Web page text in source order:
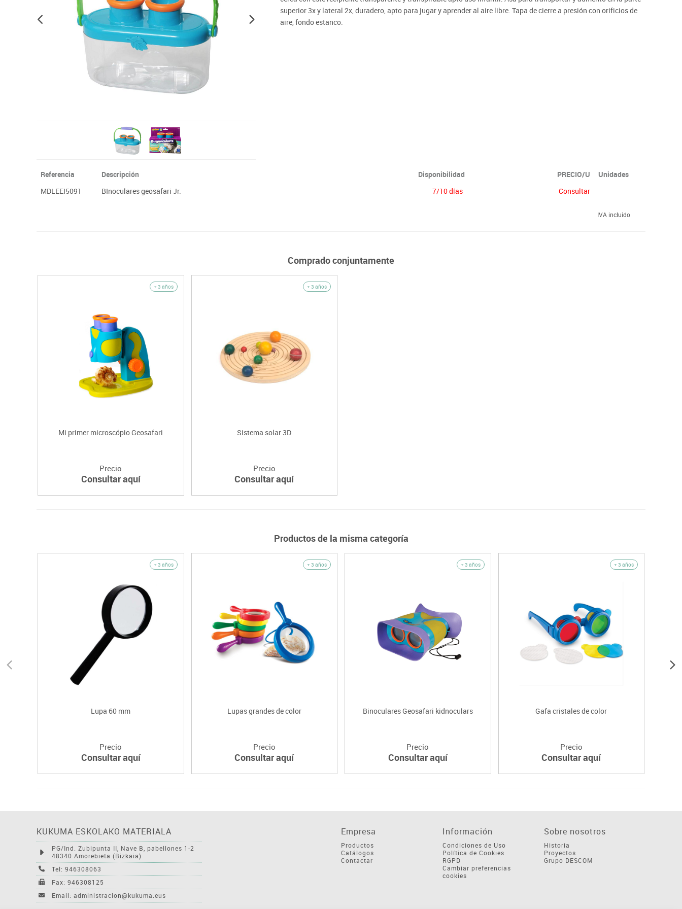
Plastifica, encuaderna, destruye
Papel y manipulados
Lenguaje & idiomas
superior 3x y lateral 2x, duradero, apto para jugar y aprender al aire libre. Tapa de cierre a presión con orificios de
aire, fondo estanco.
Referencia Descripción Disponibilidad PRECIO/U
Unidades
MDLEEI5091
BInoculares geosafari Jr. 7/10 días Consultar
IVA incluido
Comprado conjuntamente
+ 3 años
Mi primer microscópio Geosafari
Precio
Consultar aquí
+ 3 años
Sistema solar 3D
Precio
Consultar aquí
Productos de la misma categoría
+ 3 años
Lupa 60 mm
Precio
Consultar aquí
+ 3 años
Lupas grandes de color
Precio
Consultar aquí
+ 3 años
Binoculares Geosafari kidnoculars
Precio
Consultar aquí
+ 3 años
Gafa cristales de color
Precio
Consultar aquí
KUKUMA ESKOLAKO MATERIALA
PG/Ind. Zubipunta II, Nave B, pabellones 1-2
48340 Amorebieta (Bizkaia)
Tel: 946308063
Fax: 946308125
Email: administracion@kukuma.eus
Empresa
Productos
Catálogos
Contactar
Información
Condiciones de Uso
Política de Cookies
RGPD
Cambiar preferencias
cookies
Sobre nosotros
Historia
Proyectos
Grupo DESCOM